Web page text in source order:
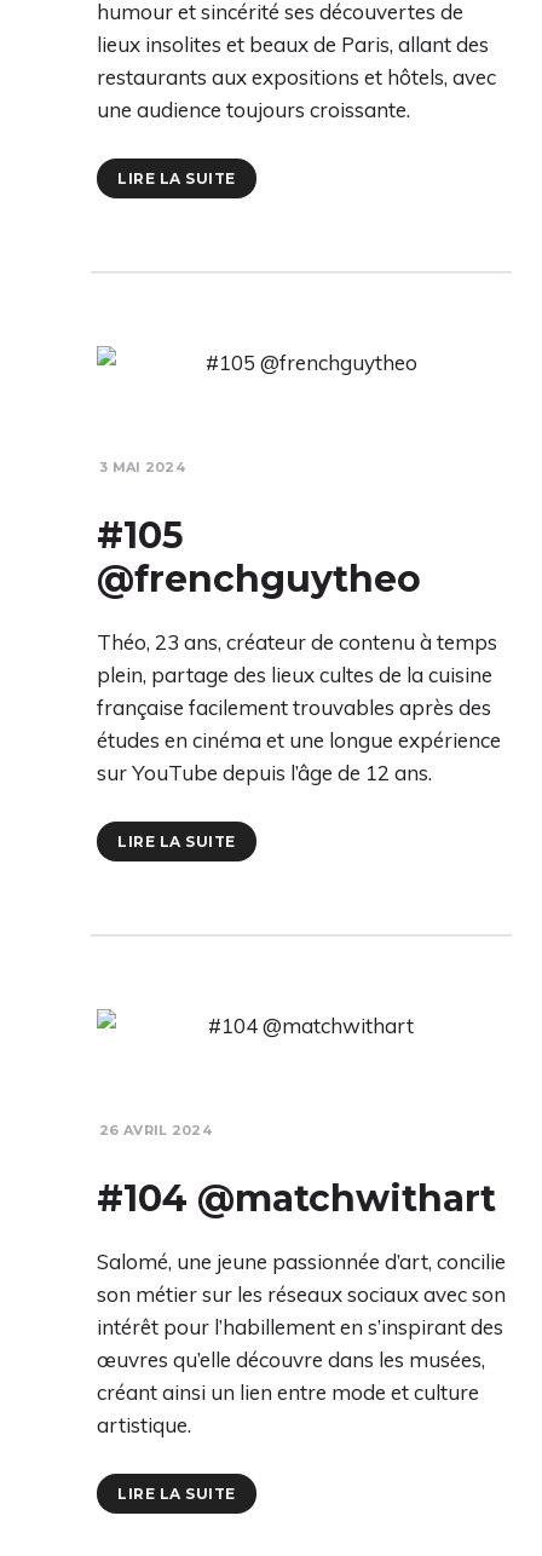
humour et sincérité ses découvertes de
lieux insolites et beaux de Paris, allant des
restaurants aux expositions et hôtels, avec
une audience toujours croissante.
LIRE LA SUITE
3 MAI 2024
#105
@frenchguytheo
Théo, 23 ans, créateur de contenu à temps
plein, partage des lieux cultes de la cuisine
française facilement trouvables après des
études en cinéma et une longue expérience
sur YouTube depuis l’âge de 12 ans.
LIRE LA SUITE
26 AVRIL 2024
#104 @matchwithart
Salomé, une jeune passionnée d’art, concilie
son métier sur les réseaux sociaux avec son
intérêt pour l’habillement en s’inspirant des
œuvres qu’elle découvre dans les musées,
créant ainsi un lien entre mode et culture
artistique.
LIRE LA SUITE